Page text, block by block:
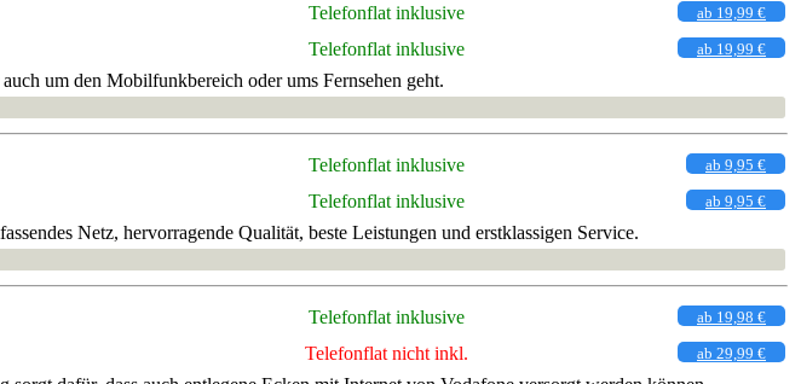
Telefonflat inklusive ab 19,99 €
Telefonflat inklusive ab 19,99 €
um den Mobilfunkbereich oder ums Fernsehen geht.
Telefonflat inklusive ab 9,95 €
Telefonflat inklusive ab 9,95 €
Netz, hervorragende Qualität, beste Leistungen und erstklassigen Service.
Telefonflat inklusive ab 19,98 €
Telefonflat nicht inkl. ab 29,99 €